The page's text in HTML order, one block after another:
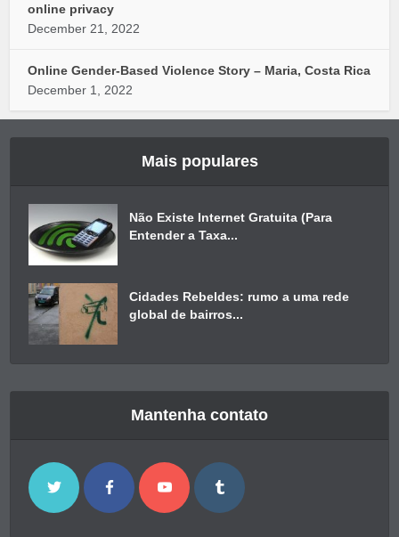
online privacy
December 21, 2022
Online Gender-Based Violence Story – Maria, Costa Rica
December 1, 2022
Mais populares
Não Existe Internet Gratuita (Para
Entender a Taxa...
Cidades Rebeldes: rumo a uma rede
global de bairros...
Mantenha contato